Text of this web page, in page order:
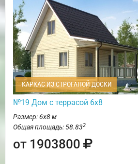
КАРКАС ИЗ СТРОГАНОЙ ДОСКИ
№19 Дом с террасой 6х8
Размер: 6х8 м
Общая площадь: 58.832
от 1903800